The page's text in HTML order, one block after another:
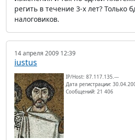
регить в течение 3-х лет? Только
налоговиков.
14 апреля 2009 12:39
iustus
IP/Host: 87.117.135.---
Дата регистрации:
Сообщений: 21 406